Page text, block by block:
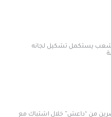
تشكيل لجانه
خلال اشتباك مع